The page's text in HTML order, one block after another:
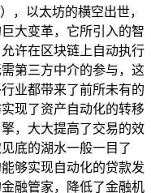
，以太坊的横空出世，
大变革，它所引入的智
许在区块链上自动执行
第三方中介的参与，这
业都带来了前所未有的
现了资产自动化的转移
，大大提高了交易的效
底的湖水一般一目了
够实现自动化的贷款发
融管家，降低了金融机